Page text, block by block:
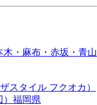
木・麻布・赤坂・青山
スタイル フクオカ）
福岡県